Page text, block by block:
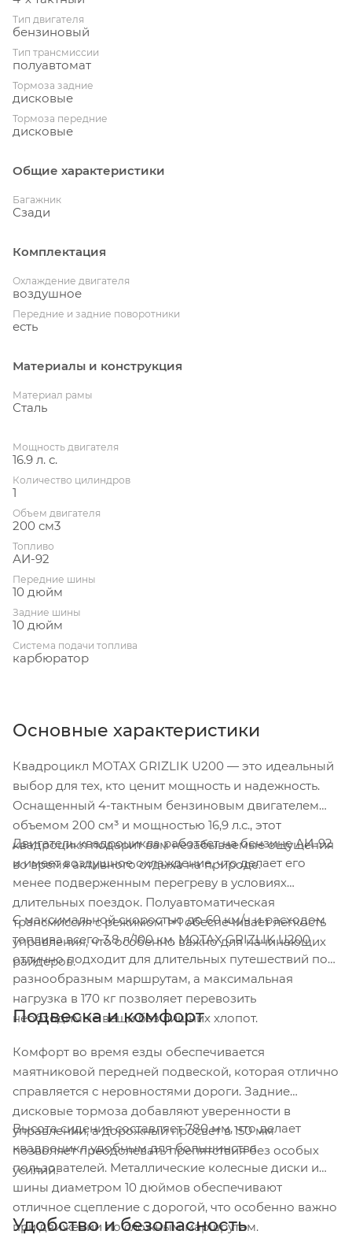
Тип двигателя
бензиновый
Тип трансмиссии
полуавтомат
Тормоза задние
дисковые
Тормоза передние
дисковые
Общие характеристики
Багажник
Сзади
Комплектация
Охлаждение двигателя
воздушное
Передние и задние поворотники
есть
Материалы и конструкция
Материал рамы
Сталь
Мощность двигателя
16.9 л. с.
Количество цилиндров
1
Объем двигателя
200 см3
Топливо
АИ-92
Передние шины
10 дюйм
Задние шины
10 дюйм
Система подачи топлива
карбюратор
Основные характеристики
Квадроцикл MOTAX GRIZLIK U200 — это идеальный
выбор для тех, кто ценит мощность и надежность.
Оснащенный 4-тактным бензиновым двигателем
объемом 200 см³ и мощностью 16,9 л.с., этот
квадроцикл подарит вам незабываемые ощущения
во время активного отдыха на природе.
Двигатель квадроцикла работает на бензине АИ-92
и имеет воздушное охлаждение, что делает его
менее подверженным перегреву в условиях
длительных поездок. Полуавтоматическая
трансмиссия с режимом 1+1 обеспечивает легкость
управления, что особенно важно для начинающих
райдеров.
С максимальной скоростью до 60 км/ч и расходом
топлива всего 3,8 л/100 км, MOTAX GRIZLIK U200
отлично подходит для длительных путешествий по
разнообразным маршрутам, а максимальная
нагрузка в 170 кг позволяет перевозить
необходимые вещи без лишних хлопот.
Подвеска и комфорт
Комфорт во время езды обеспечивается
маятниковой передней подвеской, которая отлично
справляется с неровностями дороги. Задние
дисковые тормоза добавляют уверенности в
управлении, а дорожный просвет в 150 мм
позволяет преодолевать препятствия без особых
усилий.
Высота сидения составляет 780 мм, что делает
квадроцикл удобным для большинства
пользователей. Металлические колесные диски и
шины диаметром 10 дюймов обеспечивают
отличное сцепление с дорогой, что особенно важно
при движении по сложным маршрутам.
Удобство и безопасность